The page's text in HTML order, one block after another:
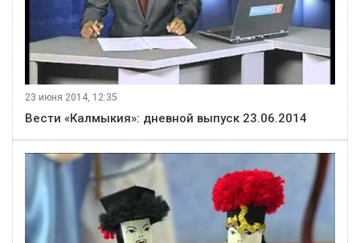
23 июня 2014, 12:35
Вести «Калмыкия»: дневной выпуск 23.06.2014